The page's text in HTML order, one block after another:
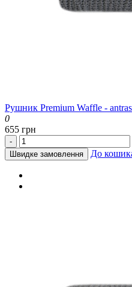
Рушник Premium Waffle -
0
655 грн
-
Швидке замовлення
До